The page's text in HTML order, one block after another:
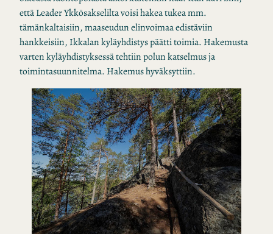
että Leader Ykkösakselilta voisi hakea tukea mm.
tämänkaltaisiin, maaseudun elinvoimaa edistäviin
hankkeisiin, Ikkalan kyläyhdistys päätti toimia. Hakemusta
varten kyläyhdistyksessä tehtiin polun katselmus ja
toimintasuunnitelma. Hakemus hyväksyttiin.